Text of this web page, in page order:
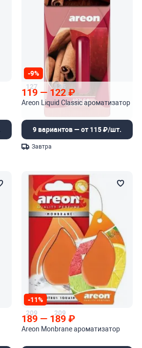
-9%
127
119 — 135
122 ₽
Areon Liquid Classic ароматизатор
9 вариантов — от 115 ₽/шт.
Завтра
-11%
209
189 — 209
189 ₽
Areon Monbrane ароматизатор